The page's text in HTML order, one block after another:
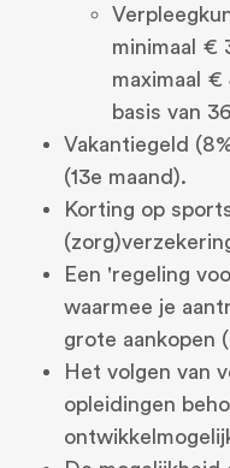
minimaal €
maximaal
basis van
Vakantiegeld
(13e maand).
Korting op
Een 'regeling
waarmee je
grote aankopen
Het volgen van
opleidingen